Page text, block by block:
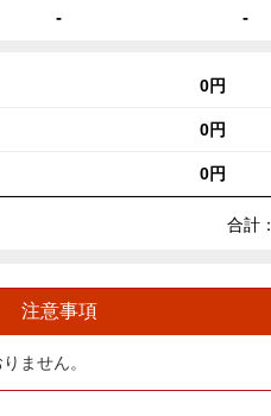
- -
0円
0円
0円
合計：
注意事項
ません。